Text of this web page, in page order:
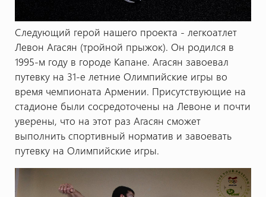
Следующий герой нашего проекта - легкоатлет
Левон Агасян (тройной прыжок). Он родился в
1995-м году в городе Капане. Агасян завоевал
путевку на 31-е летние Олимпийские игры во
время чемпионата Армении. Присутствующие на
стадионе были сосредоточены на Левоне и почти
уверены, что на этот раз Агасян сможет
выполнить спортивный норматив и завоевать
путевку на Олимпийские игры.